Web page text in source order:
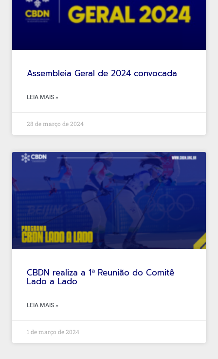
Assembleia Geral de 2024 convocada
LEIA MAIS »
28 de março de 2024
CBDN realiza a 1ª Reunião do Comitê
Lado a Lado
LEIA MAIS »
1 de março de 2024